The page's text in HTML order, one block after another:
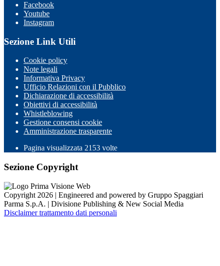
Facebook
Youtube
Instagram
Sezione Link Utili
Cookie policy
Note legali
Informativa Privacy
Ufficio Relazioni con il Pubblico
Dichiarazione di accessibilità
Obiettivi di accessibilità
Whistleblowing
Gestione consensi cookie
Amministrazione trasparente
Pagina visualizzata 2153 volte
Sezione Copyright
Copyright 2026 | Engineered and powered by Gruppo Spaggiari
Parma S.p.A. | Divisione Publishing & New Social Media
Disclaimer trattamento dati personali